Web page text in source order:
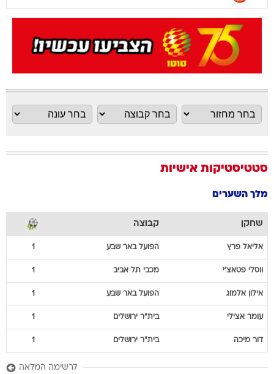
סטטיסטיקות אישיות
מלך השערים
שחקן קבוצה
אליאל פרץ הפועל באר שבע 1
ווסלי פטאצ'י מכבי תל אביב 1
אילון אלמוג הפועל באר שבע 1
עומר אצילי בית"ר ירושלים 1
דור מיכה בית"ר ירושלים 1
לרשימה המלאה